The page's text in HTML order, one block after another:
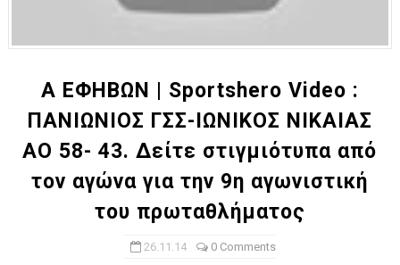
Α ΕΦΗΒΩΝ | Sportshero Video :
ΠΑΝΙΩΝΙΟΣ ΓΣΣ-ΙΩΝΙΚΟΣ ΝΙΚΑΙΑΣ
ΑΟ 58- 43. Δείτε στιγμιότυπα από
τον αγώνα για την 9η αγωνιστική
του πρωταθλήματος
26.11.14 0 Comments